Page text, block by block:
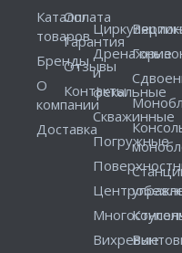
Каталог
товаров
Бренды
О
компании
Доставка
Оплата
Гарантия
Отзывы
Контакты
Дренажные
и
фекальные
Скважинные
Погружные
Вихревые